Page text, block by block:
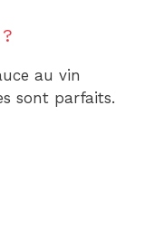
au vin
sont parfaits.